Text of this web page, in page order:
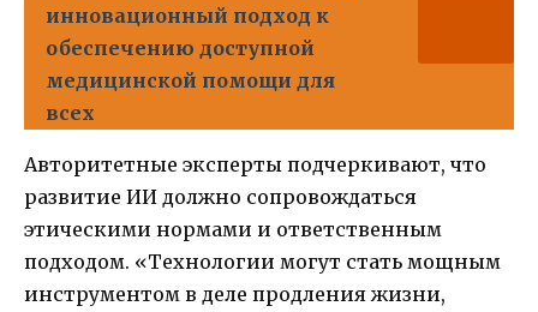
инновационный подход к
обеспечению доступной
медицинской помощи для
всех
Авторитетные эксперты подчеркивают, что
развитие ИИ должно сопровождаться
этическими нормами и ответственным
подходом. «Технологии могут стать мощным
инструментом в деле продления жизни,